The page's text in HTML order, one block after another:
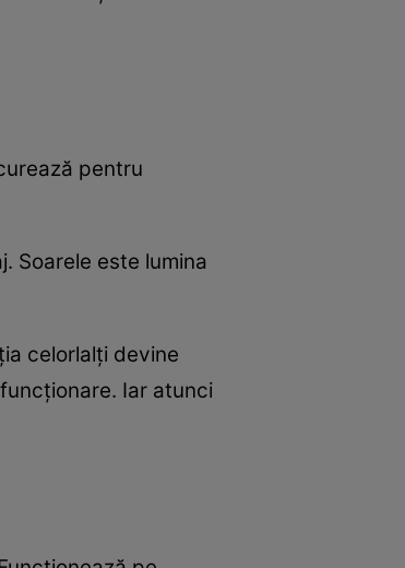
pentru
Soarele este lumina
celorlalți devine
Iar atunci